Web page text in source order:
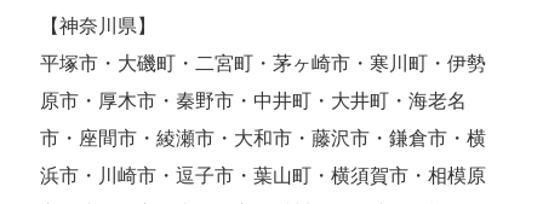
【神奈川県】
平塚市・大磯町・二宮町・茅ヶ崎市・寒川町・伊勢
原市・厚木市・秦野市・中井町・大井町・海老名
市・座間市・綾瀬市・大和市・藤沢市・鎌倉市・横
浜市・川崎市・逗子市・葉山町・横須賀市・相模原